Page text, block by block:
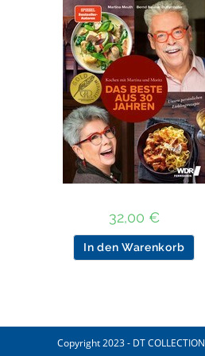
32,00 €
In den Warenkorb
Copyright 2023 - DT COLLECTION